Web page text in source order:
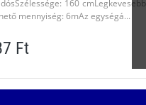
160 cmLegkevesebb
mennyiség: 6mAz egységá...
Ft